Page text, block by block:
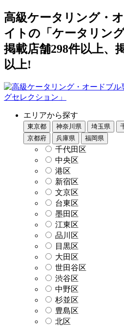
高級ケータリング・
イトの「ケータリン
掲載店舗298件以上、
以上!
エリアから探す
東京都 神奈川県 埼玉県
京都府
兵庫県 福岡県
千代田区
中央区
港区
新宿区
文京区
台東区
墨田区
江東区
品川区
目黒区
大田区
世田谷区
渋谷区
中野区
杉並区
豊島区
北区